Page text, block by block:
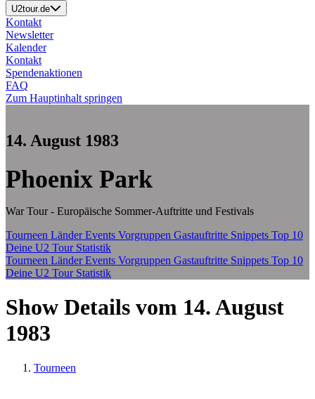
U2tour.de
Kontakt
Newsletter
Kalender
Kontakt
Spendenaktionen
FAQ
Zum Hauptinhalt springen
14. August 1983
Phoenix Park
War Tour - Europäische Sommer-Auftritte und Festivals
Tourneen LänderEvents Vorgruppen Gastauftritte Snippets Top 10
Deine U2 Tour Statistik
Tourneen LänderEvents Vorgruppen Gastauftritte Snippets Top 10
Deine U2 Tour Statistik
Show Details vom 14. August
1983
Tourneen